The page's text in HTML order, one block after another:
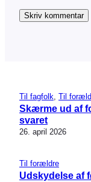
Til fagfolk Til
Skærme ud af
svaret
26. april 2026
Til forældre
Udskydelse af